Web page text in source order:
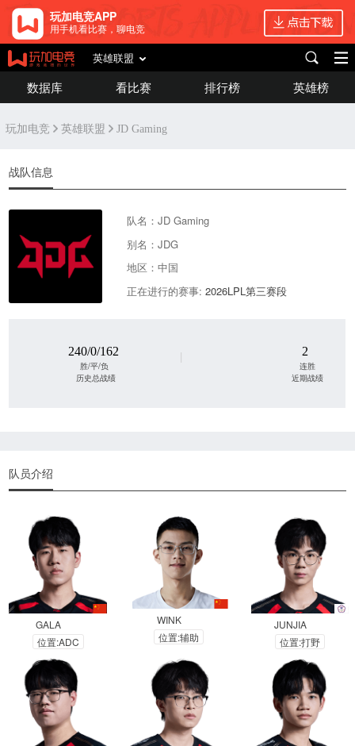
玩加电竞APP
用手机看比赛，聊电竞
英雄联盟
数据库 看比赛 排行榜 英雄榜
玩加电竞 英雄联盟 JD Gaming
战队信息
队名：JD Gaming
别名：JDG
地区：中国
正在进行的赛事:2026LPL第三赛段
|
240/0/162
胜/平/负
历史总战绩
2
连胜
近期战绩
队员介绍
GALA
位置:ADC
WINK
位置:辅助
JUNJIA
位置:打野